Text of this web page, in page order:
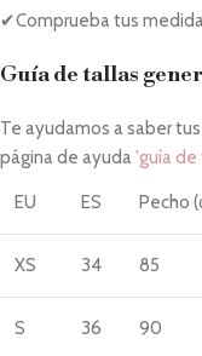
✔Comprueba tus
Guía de tallas
Te ayudamos a saber
página de ayuda'guía de
EU ES Pecho
XS 34 85
S 36 90